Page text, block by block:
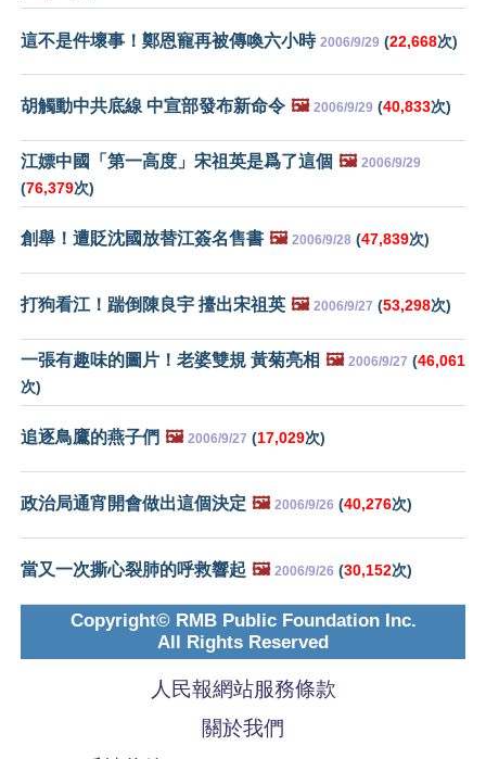
這不是件壞事！鄭恩寵再被傳喚六小時 2006/9/29 (22,668次)
胡觸動中共底線 中宣部發布新命令 🖼️ 2006/9/29 (40,833次)
江嫖中國「第一高度」宋祖英是爲了這個 🖼️ 2006/9/29
(76,379次)
創舉！遭貶沈國放替江簽名售書 🖼️ 2006/9/28 (47,839次)
打狗看江！踹倒陳良宇 擡出宋祖英 🖼️ 2006/9/27 (53,298次)
一張有趣味的圖片！老婆雙規 黃菊亮相 🖼️ 2006/9/27 (46,061
次)
追逐鳥鷹的燕子們 🖼️ 2006/9/27 (17,029次)
政治局通宵開會做出這個決定 🖼️ 2006/9/26 (40,276次)
當又一次撕心裂肺的呼救響起 🖼️ 2006/9/26 (30,152次)
Copyright© RMB Public Foundation Inc.
All Rights Reserved
人民報網站服務條款
關於我們